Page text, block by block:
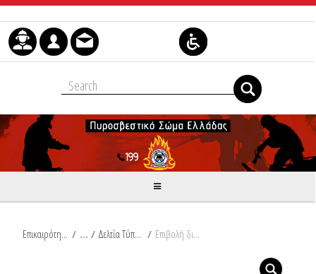
Μετάβαση στο περιεχόμενο
Επικαιρότητα / Δελτία Τύπου / Επιβολή διοικητικών προστίμων σε Μαγνησία και Χίο